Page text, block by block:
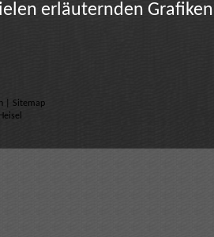
erläuternden
Sitemap